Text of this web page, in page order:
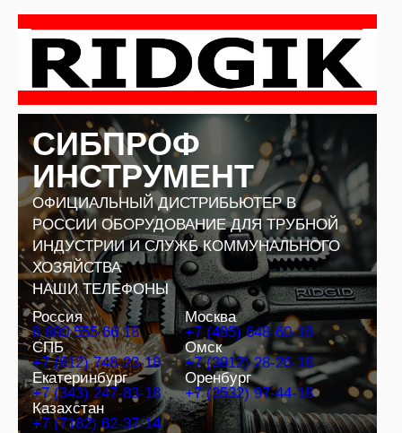
содержимому
СИБПРОФ
ИНСТРУМЕНТ
ОФИЦИАЛЬНЫЙ ДИСТРИБЬЮТЕР В
РОССИИ ОБОРУДОВАНИЕ ДЛЯ ТРУБНОЙ
ИНДУСТРИИ И СЛУЖБ КОММУНАЛЬНОГО
ХОЗЯЙСТВА
НАШИ ТЕЛЕФОНЫ
Россия
8 800 555 66 18
Москва
+7 (495) 648-60-18
СПБ
+7 (812) 748-23-18
Омск
+7 (3812) 28-26-18
Екатеринбург
+7 (343) 247-83-18
Оренбург
+7 (3532) 97-44-18
Казахстан
+7 (7182) 62-37-14